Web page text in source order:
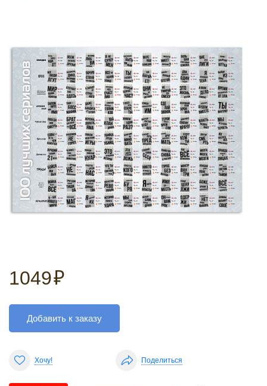
1049₽
Добавить к заказу
Хочу! Поделиться